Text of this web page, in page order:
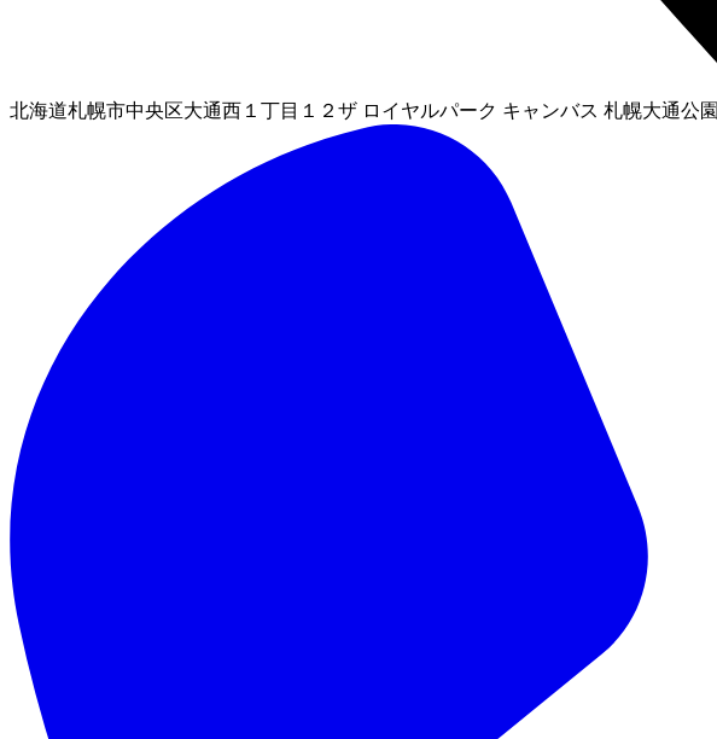
北海道札幌市中央区大通西１丁目１２ザ ロイヤルパーク キャンバス 札幌大通公園